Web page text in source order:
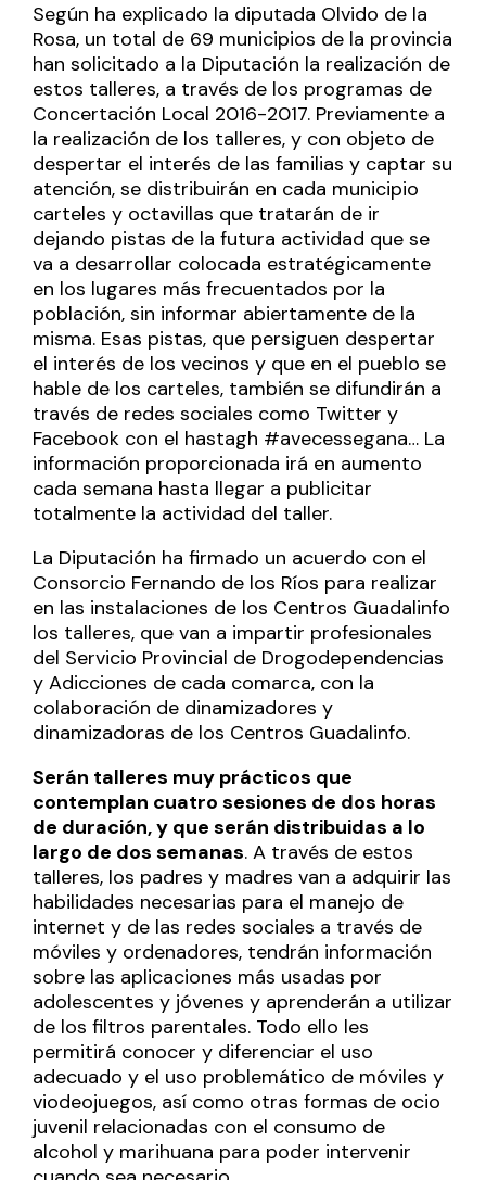
Según ha explicado la diputada Olvido de la
Rosa, un total de 69 municipios de la provincia
han solicitado a la Diputación la realización de
estos talleres, a través de los programas de
Concertación Local 2016-2017. Previamente a
la realización de los talleres, y con objeto de
despertar el interés de las familias y captar su
atención, se distribuirán en cada municipio
carteles y octavillas que tratarán de ir
dejando pistas de la futura actividad que se
va a desarrollar colocada estratégicamente
en los lugares más frecuentados por la
población, sin informar abiertamente de la
misma. Esas pistas, que persiguen despertar
el interés de los vecinos y que en el pueblo se
hable de los carteles, también se difundirán a
través de redes sociales como Twitter y
Facebook con el hastagh #avecessegana… La
información proporcionada irá en aumento
cada semana hasta llegar a publicitar
totalmente la actividad del taller.
La Diputación ha firmado un acuerdo con el
Consorcio Fernando de los Ríos para realizar
en las instalaciones de los Centros Guadalinfo
los talleres, que van a impartir profesionales
del Servicio Provincial de Drogodependencias
y Adicciones de cada comarca, con la
colaboración de dinamizadores y
dinamizadoras de los Centros Guadalinfo.
Serán talleres muy prácticos que
contemplan cuatro sesiones de dos horas
de duración, y que serán distribuidas a lo
largo de dos semanas. A través de estos
talleres, los padres y madres van a adquirir las
habilidades necesarias para el manejo de
internet y de las redes sociales a través de
móviles y ordenadores, tendrán información
sobre las aplicaciones más usadas por
adolescentes y jóvenes y aprenderán a utilizar
de los filtros parentales. Todo ello les
permitirá conocer y diferenciar el uso
adecuado y el uso problemático de móviles y
viodeojuegos, así como otras formas de ocio
juvenil relacionadas con el consumo de
alcohol y marihuana para poder intervenir